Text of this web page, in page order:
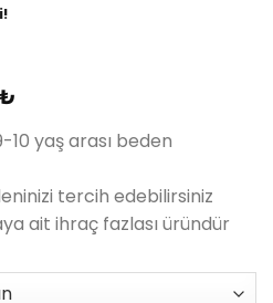
₺
andaki
fiyat:
yaş arası beden
tercih edebilirsiniz
ait ihraç fazlası üründür